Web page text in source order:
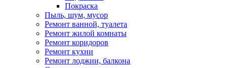
Покраска
Пыль, шум, мусор
Ремонт ванной, туалета
Ремонт жилой комнаты
Ремонт коридоров
Ремонт кухни
Ремонт лоджии, балкона